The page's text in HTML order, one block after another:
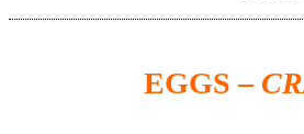
EGGS –